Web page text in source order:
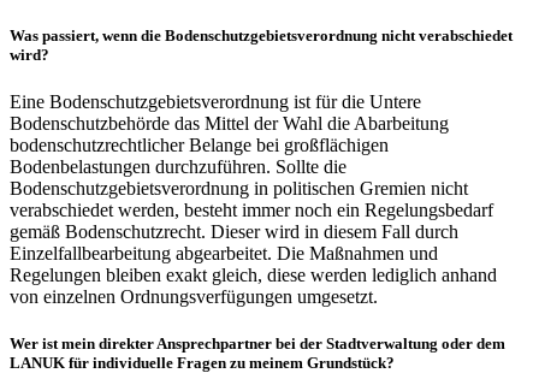
Was passiert, wenn die Bodenschutzgebietsverordnung nicht verabschiedet
wird?
Eine Bodenschutzgebietsverordnung ist für die Untere
Bodenschutzbehörde das Mittel der Wahl die Abarbeitung
bodenschutzrechtlicher Belange bei großflächigen
Bodenbelastungen durchzuführen. Sollte die
Bodenschutzgebietsverordnung in politischen Gremien nicht
verabschiedet werden, besteht immer noch ein Regelungsbedarf
gemäß Bodenschutzrecht. Dieser wird in diesem Fall durch
Einzelfallbearbeitung abgearbeitet. Die Maßnahmen und
Regelungen bleiben exakt gleich, diese werden lediglich anhand
von einzelnen Ordnungsverfügungen umgesetzt.
Wer ist mein direkter Ansprechpartner bei der Stadtverwaltung oder dem
LANUK für individuelle Fragen zu meinem Grundstück?